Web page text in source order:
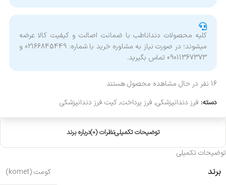
کلیه محصولات دنداناطب با ضمانت اصالت و کیفیت کالا عرضه
میشوند؛ در صورت نیاز به مشاوره خرید با شماره: 02166845449 و
09011367373 تماس بگیرید.
16 نفر در حال مشاهده محصول هستند
دسته: فرز دندانپزشکی, فرز پرداخت,کیت فرز دندانپزشکی
توضیحات تکمیلینظرات (0) درباره برند
توضیحات تکمیلی
برند کومت (komet)